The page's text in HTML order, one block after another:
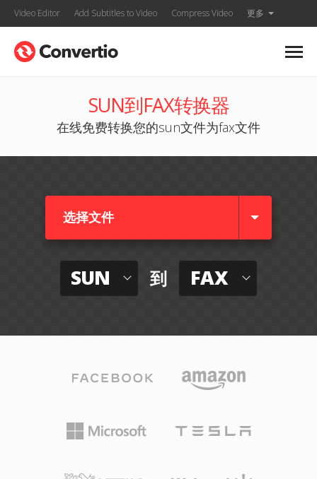
Video Editor Add Subtitles to Video Compress Video 更多
SUN到FAX转换器
在线免费转换您的sun文件为fax文件
选择文件
SUN 到 FAX